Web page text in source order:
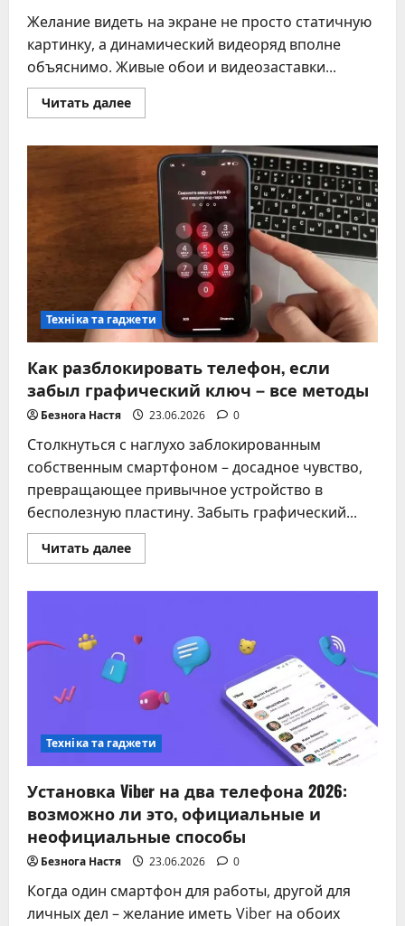
Желание видеть на экране не просто статичную
картинку, а динамический видеоряд вполне
объяснимо. Живые обои и видеозаставки...
Читать далееПрочитать
больше
поставить
видео
на
заставку:
настройка
Windows,
macOS,
Android,
iOS
и
телевизоров
Техніка та гаджети
Как разблокировать телефон, если
забыл графический ключ – все методы
Безнога Настя 23.06.2026 0
Столкнуться с наглухо заблокированным
собственным смартфоном – досадное чувство,
превращающее привычное устройство в
бесполезную пластину. Забыть графический...
Читать далееПрочитать
больше
забыл
графический
все
методы
Техніка та гаджети
Установка Viber на два телефона 2026:
возможно ли это, официальные и
неофициальные способы
Безнога Настя 23.06.2026 0
Когда один смартфон для работы, другой для
личных дел – желание иметь Viber на обоих